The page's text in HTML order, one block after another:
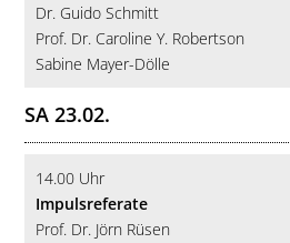
Dr. Guido Schmitt
Prof. Dr. Caroline Y. Robertson
Sabine Mayer-Dölle
SA 23.02.
14.00 Uhr
Impulsreferate
Prof. Dr. Jörn Rüsen